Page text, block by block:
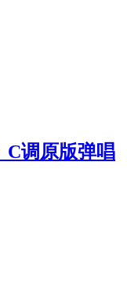
C调原版弹唱